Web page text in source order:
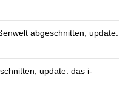
abgeschnitten, update:
update: das i-